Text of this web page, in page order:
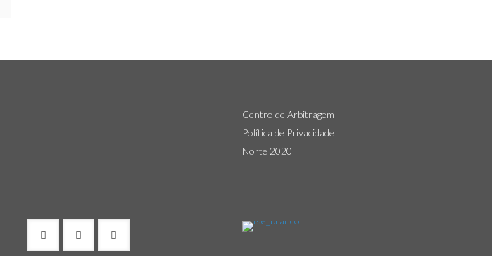
Centro de Arbitragem
Política de Privacidade
Norte 2020